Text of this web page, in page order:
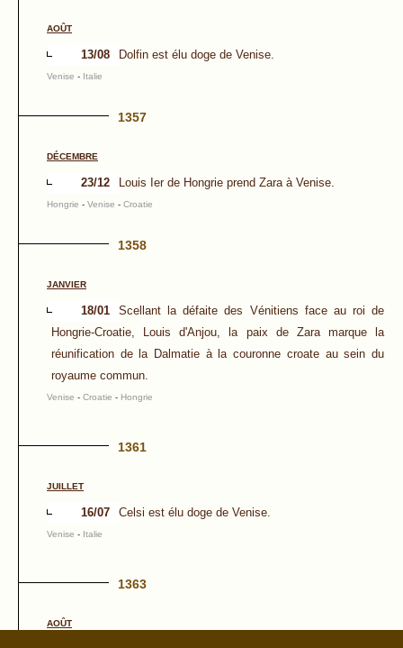
AOÛT
13/08 Dolfin est élu doge de Venise.
Venise - Italie
1357
DÉCEMBRE
23/12 Louis Ier de Hongrie prend Zara à Venise.
Hongrie - Venise - Croatie
1358
JANVIER
18/01
Scellant la défaite des Vénitiens face au roi de
Hongrie-Croatie, Louis d'Anjou, la paix de Zara marque la
réunification de la Dalmatie à la couronne croate au sein du
royaume commun.
Venise - Croatie - Hongrie
1361
JUILLET
16/07 Celsi est élu doge de Venise.
Venise - Italie
1363
AOÛT